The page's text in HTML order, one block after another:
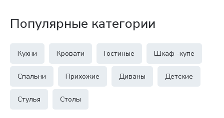
Популярные категории
Кухни Кровати Гостиные Шкаф -купе
Спальни Прихожие Диваны Детские
Стулья Столы